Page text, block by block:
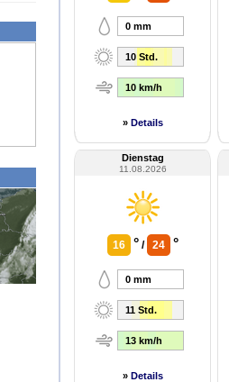
0 mm
10 Std.
10 km/h
» Details
Dienstag
11.08.2026
16 °/ 24 °
0 mm
11 Std.
13 km/h
» Details